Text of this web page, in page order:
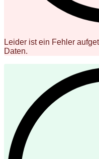
Leider ist ein Fehler
Daten.